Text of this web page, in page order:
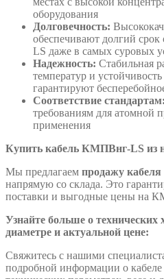
оборудования
Долговечность:
обеспечивают долгий
LS даже в самых суровых
Надежность: Стабильная
температур и
гарантируют
Соответствие стандартам:
требованиям для атомной
применения
Купить кабель КМПВнг-LS из
Мы предлагаем продажу кабеля
напрямую со склада. Это
поставки и выгодные цены на
Узнайте больше о технических
диаметре и актуальной цене:
Свяжитесь с нашими
подробной информации о